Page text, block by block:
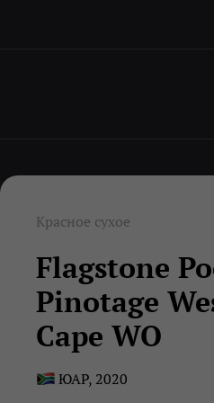
Красное сухое
Flagstone
Pinotage
Cape WO
ЮАР, 2020